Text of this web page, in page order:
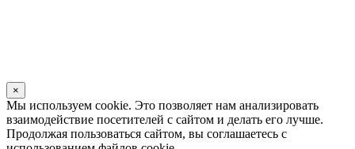
×
Мы используем cookie. Это позволяет нам анализировать
взаимодействие посетителей с сайтом и делать его лучше.
Продолжая пользоваться сайтом, вы соглашаетесь с